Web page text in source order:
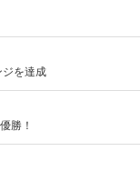
を達成
勝！